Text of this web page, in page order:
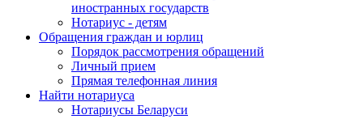
иностранных государств
Нотариус - детям
Обращения граждан и юрлиц
Порядок рассмотрения обращений
Личный прием
Прямая телефонная линия
Найти нотариуса
Нотариусы Беларуси